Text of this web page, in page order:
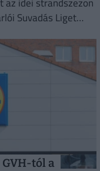
Suvadás Liget
tól a